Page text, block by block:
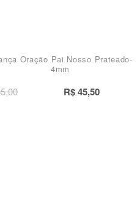
Oração Pai Nosso Prateado-
4mm
R$ 45,50